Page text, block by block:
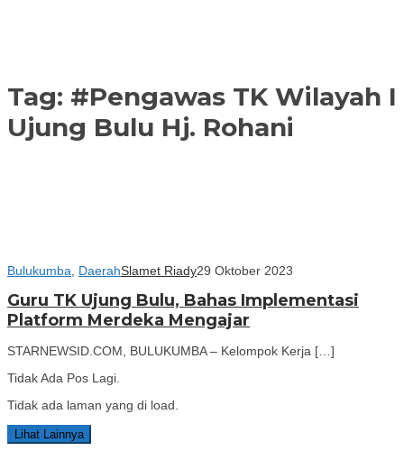
Tag: #Pengawas TK Wilayah I
Ujung Bulu Hj. Rohani
Bulukumba DaerahSlamet Riady29 Oktober 2023
Guru TK Ujung Bulu, Bahas Implementasi
Platform Merdeka Mengajar
STARNEWSID.COM, BULUKUMBA – Kelompok Kerja […]
Tidak Ada Pos Lagi.
Tidak ada laman yang di load.
Lihat Lainnya